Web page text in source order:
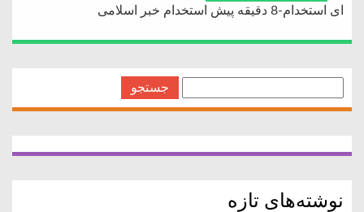
ای استخدام-8 دقیقه پیش استخدام خبر اسلامی
نوشته‌های تازه